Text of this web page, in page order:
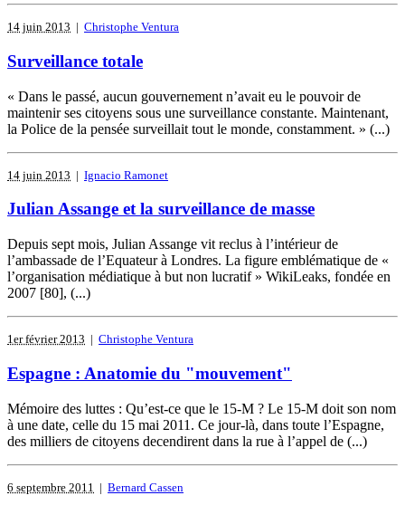
14 juin 2013 | Christophe Ventura
Surveillance totale
« Dans le passé, aucun gouvernement n’avait eu le pouvoir de
maintenir ses citoyens sous une surveillance constante. Maintenant,
la Police de la pensée surveillait tout le monde, constamment. » (...)
14 juin 2013 | Ignacio Ramonet
Julian Assange et la surveillance de masse
Depuis sept mois, Julian Assange vit reclus à l’intérieur de
l’ambassade de l’Equateur à Londres. La figure emblématique de «
l’organisation médiatique à but non lucratif » WikiLeaks, fondée en
2007 [80], (...)
1er février 2013 | Christophe Ventura
Espagne : Anatomie du "mouvement"
Mémoire des luttes : Qu’est-ce que le 15-M ? Le 15-M doit son nom
à une date, celle du 15 mai 2011. Ce jour-là, dans toute l’Espagne,
des milliers de citoyens decendirent dans la rue à l’appel de (...)
6 septembre 2011 | Bernard Cassen